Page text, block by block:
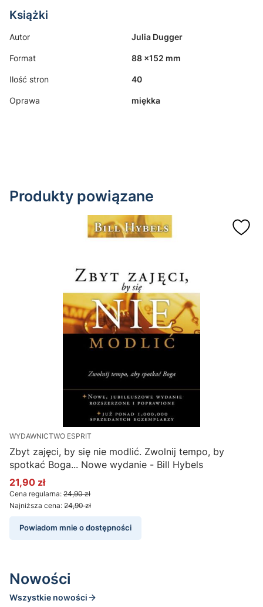
Książki
Autor Julia Dugger
Format 88 x152 mm
Ilość stron 40
Oprawa miękka
Produkty powiązane
WYDAWNICTWO ESPRIT
Zbyt zajęci, by się nie modlić. Zwolnij tempo, by
spotkać Boga... Nowe wydanie - Bill Hybels
Cena promocyjna
21,90 zł
Cena regularna: 24,90 zł
Najniższa cena: 24,90 zł
Powiadom mnie o dostępności
Nowości
Wszystkie nowości